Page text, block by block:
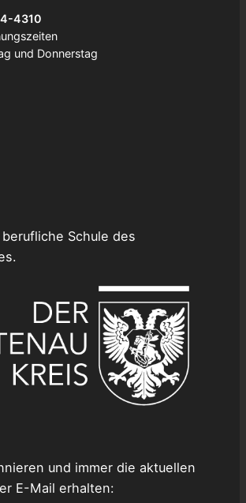
4310
und Donnerstag
Schule des
und immer die aktuellen
E-Mail erhalten: